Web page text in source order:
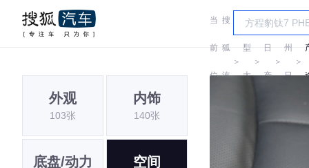
当
前
位
搜
狐
汽
＞
车
型
大
＞
日
产
＞
郑
州
日
＞
外观
103张
内饰
140张
底盘/动力 空间